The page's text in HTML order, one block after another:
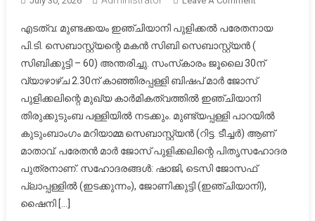
അന്തരിച്ചു
;
സംസ്ക്കാരം
ഇന്ന്.
എടത്വ: മുണ്ടക്കയം ഇഞ്ചിയാനി പുളിക്കൽ പരേതനായ
പി.ടി. സെബാസ്റ്റ്യന്റെ മകൻ സിബി സെബാസ്റ്റ്യൻ (
സിബിക്കുട്ടി – 60) അന്തരിച്ചു. സംസ്‌കാരം ജൂലൈ 30ന്
വ്യാഴാഴ്ച 2.30ന് കാഞ്ഞിരപ്പള്ളി ബിഷപ് മാർ ജോസ്
പുളിക്കലിന്റെ മുഖ്യ കാർമികത്വത്തിൽ ഇഞ്ചിയാനി
തിരുക്കുടുംബ പള്ളിയിൽ നടക്കും. മുണ്ട്യപ്പള്ളി പാറയിൽ
കുടുംബാംഗം മറിയാമ്മ സെബാസ്റ്റ്യൻ (റിട്ട. ടീച്ചർ) ആണ്
മാതാവ്. പരേതൻ മാർ ജോസ് പുളിക്കലിന്റെ പിതൃസഹോദര
പുത്രനാണ്. സഹോദരങ്ങൾ: ഷാജി, ടെസി ജോസഫ്
പ്ലാപ്പള്ളിൽ (ഇടക്കുന്നം), ജോണിക്കുട്ടി (ഇഞ്ചിയാനി),
ഷൈനി […]